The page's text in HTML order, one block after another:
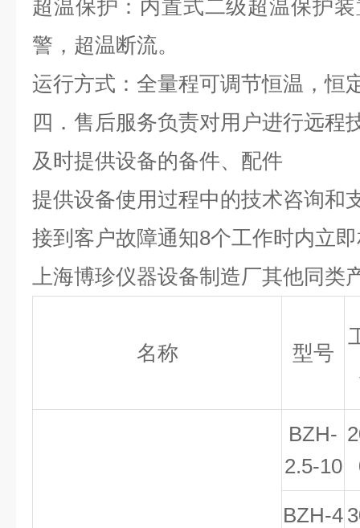
超温保护：内置式二级超温保护
警，超温断流。
运行方式：全量程可调节恒温，恒
四．售后服务负责对用户进行远程
及时提供设备的备件、配件
提供设备使用过程中的技术咨询和
接到客户故障通知8个工作时内立
上海博珍仪器设备制造厂其他同类
名称 型号
BZH-
2.5-10
BZH-4